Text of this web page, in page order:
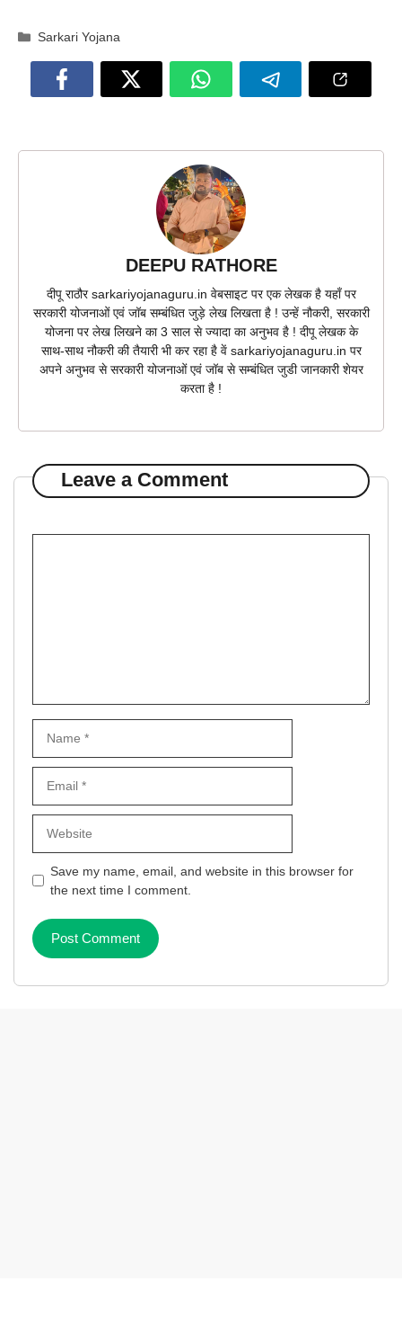
Categories
Sarkari Yojana
DEEPU RATHORE
दीपू राठौर sarkariyojanaguru.in वेबसाइट पर एक लेखक है यहाँ पर
सरकारी योजनाओं एवं जॉब सम्बंधित जुड़े लेख लिखता है ! उन्हें नौकरी, सरकारी
योजना पर लेख लिखने का 3 साल से ज्यादा का अनुभव है ! दीपू लेखक के
साथ-साथ नौकरी की तैयारी भी कर रहा है वें sarkariyojanaguru.in पर
अपने अनुभव से सरकारी योजनाओं एवं जॉब से सम्बंधित जुडी जानकारी शेयर
करता है !
Leave a Comment
Save my name, email, and website in this browser for
the next time I comment.